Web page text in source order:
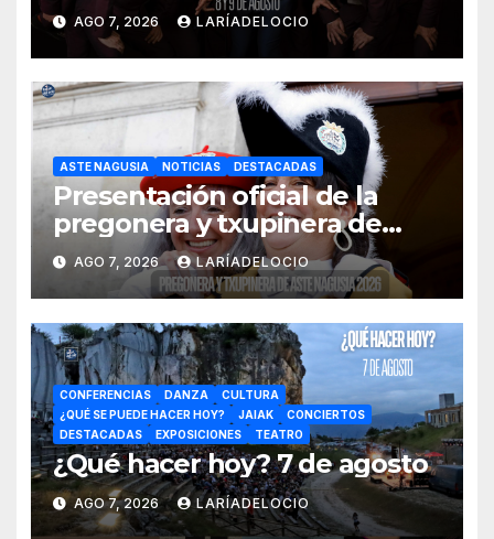
AGO 7, 2026 LARÍADELOCIO
ASTE NAGUSIA NOTICIAS DESTACADAS
Presentación oficial de la
pregonera y txupinera de
Aste Nagusia 2026
AGO 7, 2026 LARÍADELOCIO
CONFERENCIAS DANZA
CULTURA
¿QUÉ SE PUEDE HACER HOY?
JAIAK
CONCIERTOS
DESTACADAS
EXPOSICIONES TEATRO
¿Qué hacer hoy? 7 de agosto
AGO 7, 2026 LARÍADELOCIO